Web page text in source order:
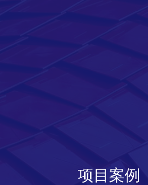
项目案例